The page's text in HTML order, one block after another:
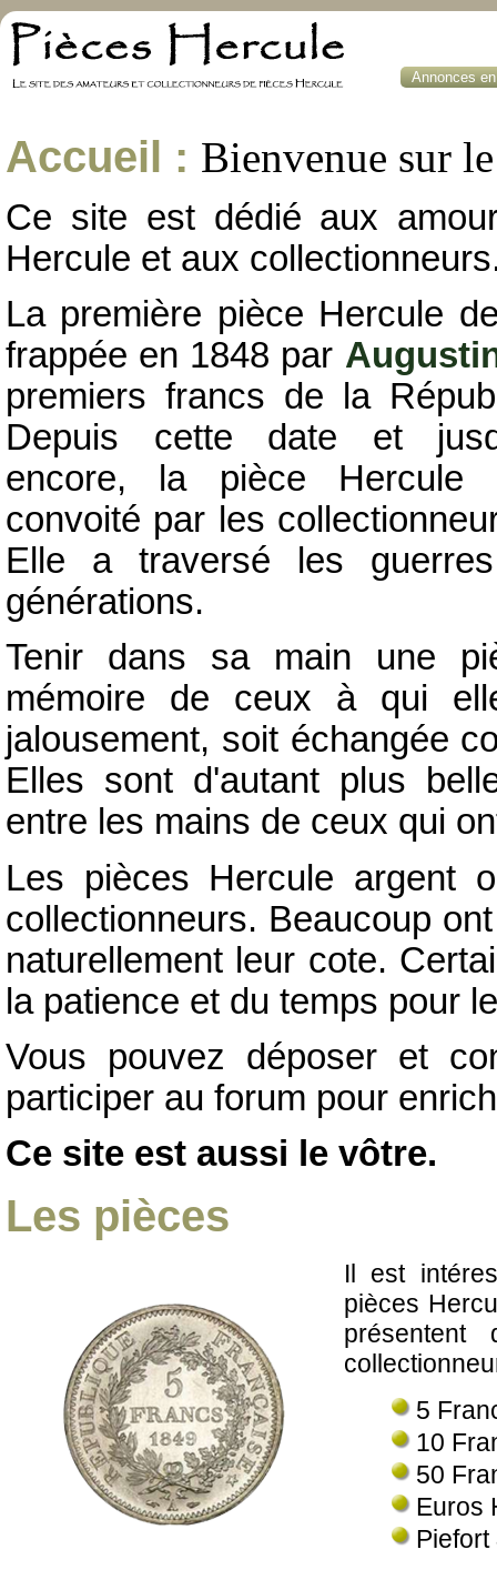
Annonces
Accueil : Bienvenue sur
Ce site est dédié aux
Hercule et aux
La première pièce Hercule
frappée en 1848 par
premiers francs de la
Depuis cette date et
encore, la pièce Hercule
convoité par les
Elle a traversé les
générations.
Tenir dans sa main une
mémoire de ceux à qui
jalousement, soit échangée
Elles sont d'autant plus
entre les mains de ceux qui
Les pièces Hercule argent
collectionneurs. Beaucoup
naturellement leur cote.
la patience et du temps pour
Vous pouvez déposer et
participer au forum pour
Ce site est aussi le vôtre.
Les pièces
Il est
pièces
5
10
50
Euros